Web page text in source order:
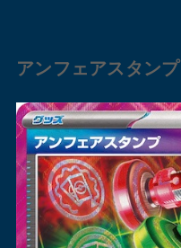
アンフェアスタンプ